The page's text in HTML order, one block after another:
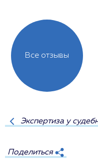
Все отзывы
Экспертиза у
Поделиться